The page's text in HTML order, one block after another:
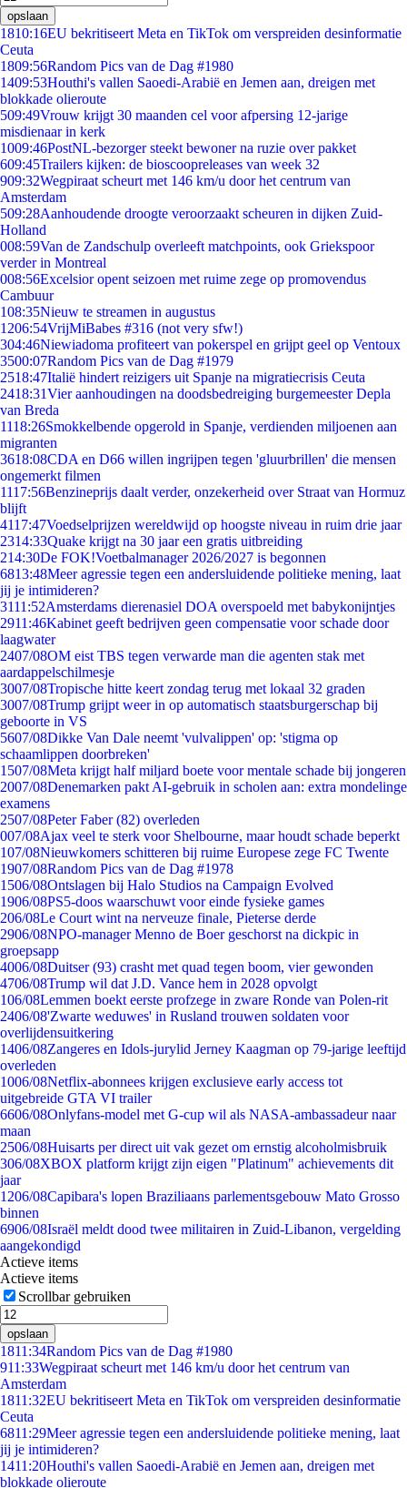
opslaan
1810:16EU bekritiseert Meta en TikTok om verspreiden desinformatie
Ceuta
1809:56Random Pics van de Dag #1980
1409:53Houthi's vallen Saoedi-Arabië en Jemen aan, dreigen met
blokkade olieroute
509:49Vrouw krijgt 30 maanden cel voor afpersing 12-jarige
misdienaar in kerk
1009:46PostNL-bezorger steekt bewoner na ruzie over pakket
609:45Trailers kijken: de bioscoopreleases van week 32
909:32Wegpiraat scheurt met 146 km/u door het centrum van
Amsterdam
509:28Aanhoudende droogte veroorzaakt scheuren in dijken Zuid-
Holland
008:59Van de Zandschulp overleeft matchpoints, ook Griekspoor
verder in Montreal
008:56Excelsior opent seizoen met ruime zege op promovendus
Cambuur
108:35Nieuw te streamen in augustus
1206:54VrijMiBabes #316 (not very sfw!)
304:46Niewiadoma profiteert van pokerspel en grijpt geel op Ventoux
3500:07Random Pics van de Dag #1979
2518:47Italië hindert reizigers uit Spanje na migratiecrisis Ceuta
2418:31Vier aanhoudingen na doodsbedreiging burgemeester Depla
van Breda
1118:26Smokkelbende opgerold in Spanje, verdienden miljoenen aan
migranten
3618:08CDA en D66 willen ingrijpen tegen 'gluurbrillen' die mensen
ongemerkt filmen
1117:56Benzineprijs daalt verder, onzekerheid over Straat van Hormuz
blijft
4117:47Voedselprijzen wereldwijd op hoogste niveau in ruim drie jaar
2314:33Quake krijgt na 30 jaar een gratis uitbreiding
214:30De FOK!Voetbalmanager 2026/2027 is begonnen
6813:48Meer agressie tegen een andersluidende politieke mening, laat
jij je intimideren?
3111:52Amsterdams dierenasiel DOA overspoeld met babykonijntjes
2911:46Kabinet geeft bedrijven geen compensatie voor schade door
laagwater
2407/08OM eist TBS tegen verwarde man die agenten stak met
aardappelschilmesje
3007/08Tropische hitte keert zondag terug met lokaal 32 graden
3007/08Trump grijpt weer in op automatisch staatsburgerschap bij
geboorte in VS
5607/08Dikke Van Dale neemt 'vulvalippen' op: 'stigma op
schaamlippen doorbreken'
1507/08Meta krijgt half miljard boete voor mentale schade bij jongeren
2007/08Denemarken pakt AI-gebruik in scholen aan: extra mondelinge
examens
2507/08Peter Faber (82) overleden
007/08Ajax veel te sterk voor Shelbourne, maar houdt schade beperkt
107/08Nieuwkomers schitteren bij ruime Europese zege FC Twente
1907/08Random Pics van de Dag #1978
1506/08Ontslagen bij Halo Studios na Campaign Evolved
1906/08PS5-doos waarschuwt voor einde fysieke games
206/08Le Court wint na nerveuze finale, Pieterse derde
2906/08NPO-manager Menno de Boer geschorst na dickpic in
groepsapp
4006/08Duitser (93) crasht met quad tegen boom, vier gewonden
4706/08Trump wil dat J.D. Vance hem in 2028 opvolgt
106/08Lemmen boekt eerste profzege in zware Ronde van Polen-rit
2406/08'Zwarte weduwes' in Rusland trouwen soldaten voor
overlijdensuitkering
1406/08Zangeres en Idols-jurylid Jerney Kaagman op 79-jarige leeftijd
overleden
1006/08Netflix-abonnees krijgen exclusieve early access tot
uitgebreide GTA VI trailer
6606/08Onlyfans-model met G-cup wil als NASA-ambassadeur naar
maan
2506/08Huisarts per direct uit vak gezet om ernstig alcoholmisbruik
306/08XBOX platform krijgt zijn eigen "Platinum" achievements dit
jaar
1206/08Capibara's lopen Braziliaans parlementsgebouw Mato Grosso
binnen
6906/08Israël meldt dood twee militairen in Zuid-Libanon, vergelding
aangekondigd
Actieve items
Actieve items
Scrollbar gebruiken
opslaan
1811:34Random Pics van de Dag #1980
911:33Wegpiraat scheurt met 146 km/u door het centrum van
Amsterdam
1811:32EU bekritiseert Meta en TikTok om verspreiden desinformatie
Ceuta
6811:29Meer agressie tegen een andersluidende politieke mening, laat
jij je intimideren?
1411:20Houthi's vallen Saoedi-Arabië en Jemen aan, dreigen met
blokkade olieroute